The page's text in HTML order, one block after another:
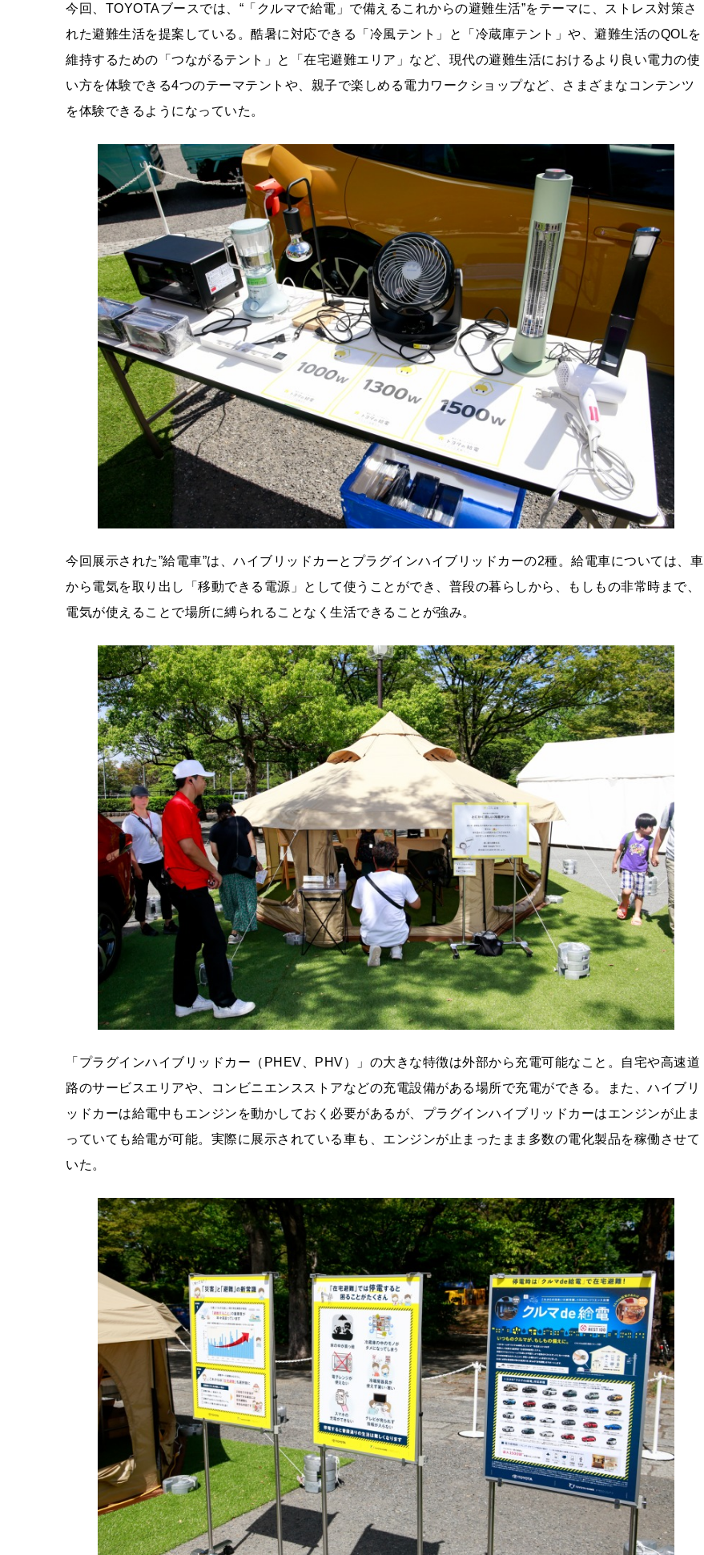
今回、TOYOTAブースでは、“「クルマで給電」で備えるこれからの避難生活”をテーマに、ストレス対策さ
れた避難生活を提案している。酷暑に対応できる「冷風テント」と「冷蔵庫テント」や、避難生活のQOLを
維持するための「つながるテント」と「在宅避難エリア」など、現代の避難生活におけるより良い電力の使
い方を体験できる4つのテーマテントや、親子で楽しめる電力ワークショップなど、さまざまなコンテンツ
を体験できるようになっていた。
今回展示された”給電車”は、ハイブリッドカーとプラグインハイブリッドカーの2種。給電車については、車
から電気を取り出し「移動できる電源」として使うことができ、普段の暮らしから、もしもの非常時まで、
電気が使えることで場所に縛られることなく生活できることが強み。
「プラグインハイブリッドカー（PHEV、PHV）」の大きな特徴は外部から充電可能なこと。自宅や高速道
路のサービスエリアや、コンビニエンスストアなどの充電設備がある場所で充電ができる。また、ハイブリ
ッドカーは給電中もエンジンを動かしておく必要があるが、プラグインハイブリッドカーはエンジンが止ま
っていても給電が可能。実際に展示されている車も、エンジンが止まったまま多数の電化製品を稼働させて
いた。